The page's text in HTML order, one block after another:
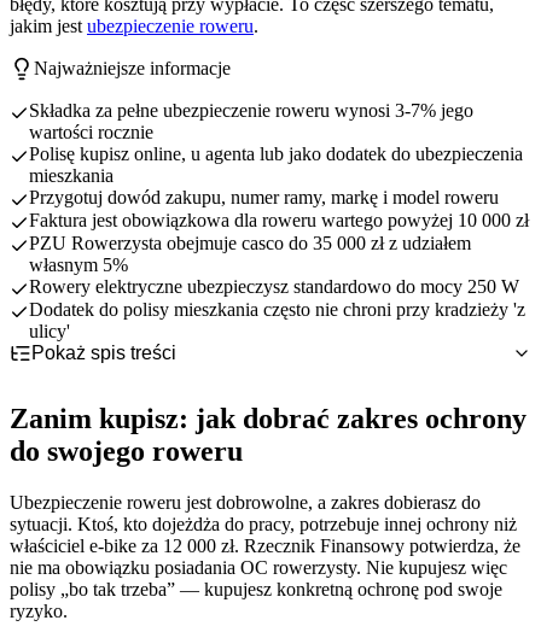
jakim jest ubezpieczenie roweru.
Najważniejsze informacje
Składka za pełne ubezpieczenie roweru wynosi 3-7% jego
wartości rocznie
Polisę kupisz online, u agenta lub jako dodatek do ubezpieczenia
mieszkania
Przygotuj dowód zakupu, numer ramy, markę i model roweru
Faktura jest obowiązkowa dla roweru wartego powyżej 10 000 zł
PZU Rowerzysta obejmuje casco do 35 000 zł z udziałem
własnym 5%
Rowery elektryczne ubezpieczysz standardowo do mocy 250 W
Dodatek do polisy mieszkania często nie chroni przy kradzieży 'z
ulicy'
Pokaż spis treści
Co sprawdzić w OWU, zanim klikniesz „kupuję”
Zapięcie, suma i udział własny
Gdzie kupić ubezpieczenie roweru — porównanie kanałów
zakupu
Najczęstsze błędy przy zakupie ubezpieczenia roweru
Zanim kupisz: jak dobrać zakres ochrony
do swojego roweru
Ubezpieczenie roweru jest dobrowolne, a zakres dobierasz do
sytuacji. Ktoś, kto dojeżdża do pracy, potrzebuje innej ochrony niż
właściciel e-bike za 12 000 zł. Rzecznik Finansowy potwierdza, że
nie ma obowiązku posiadania OC rowerzysty. Nie kupujesz więc
polisy „bo tak trzeba” — kupujesz konkretną ochronę pod swoje
ryzyko.